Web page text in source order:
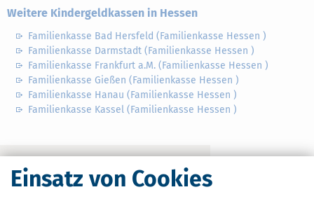
Einsatz von Cookies
Weitere Kindergeldkassen in Hessen
Familienkasse Bad Hersfeld (Familienkasse Hessen )
Familienkasse Darmstadt (Familienkasse Hessen )
Familienkasse Frankfurt a.M. (Familienkasse Hessen )
Familienkasse Gießen (Familienkasse Hessen )
Familienkasse Hanau (Familienkasse Hessen )
Familienkasse Kassel (Familienkasse Hessen )